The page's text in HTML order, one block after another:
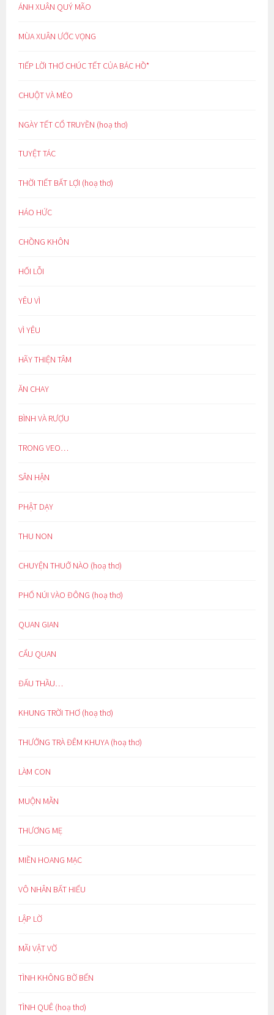
ÁNH XUÂN QUÝ MÃO
MÙA XUÂN ƯỚC VỌNG
TIẾP LỜI THƠ CHÚC TẾT CỦA BÁC HỒ*
CHUỘT VÀ MÈO
NGÀY TẾT CỔ TRUYỀN (hoạ thơ)
TUYỆT TÁC
THỜI TIẾT BẤT LỢI (hoạ thơ)
HÁO HỨC
CHỒNG KHÔN
HỐI LỖI
YÊU VÌ
VÌ YÊU
HÃY THIỆN TÂM
ĂN CHAY
BÌNH VÀ RƯỢU
TRONG VEO…
SÂN HẬN
PHẬT DẠY
THU NON
CHUYỆN THUỞ NÀO (hoạ thơ)
PHỐ NÚI VÀO ĐÔNG (hoạ thơ)
QUAN GIAN
CẨU QUAN
ĐẤU THẦU…
KHUNG TRỜI THƠ (hoạ thơ)
THƯỞNG TRÀ ĐÊM KHUYA (hoạ thơ)
LÀM CON
MUỘN MẰN
THƯƠNG MẸ
MIỀN HOANG MẠC
VÔ NHÂN BẤT HIẾU
LẬP LỜ
MÃI VẬT VỜ
TÌNH KHÔNG BỜ BẾN
TÌNH QUÊ (hoạ thơ)